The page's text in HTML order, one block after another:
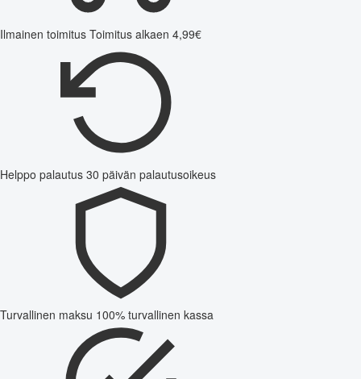
Ilmainen toimitus Toimitus alkaen 4,99€
Helppo palautus 30 päivän palautusoikeus
Turvallinen maksu 100% turvallinen kassa